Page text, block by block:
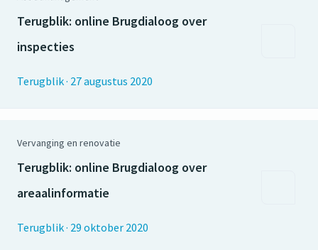
Terugblik: online Brugdialoog over
inspecties
Terugblik· 27 augustus 2020
Vervanging en renovatie
Terugblik: online Brugdialoog over
areaalinformatie
Terugblik· 29 oktober 2020